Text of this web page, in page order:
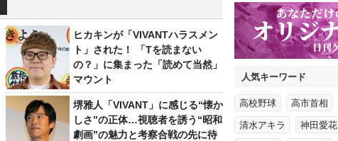
ヒカキンが「VIVANTハラスメン
ト」された！ 「Tを読まない
の？」に集まった「読めて当然」
マウント
堺雅人「VIVANT」に感じる“懐か
しさ”の正体…視聴者を誘う“昭和
劇画”の魅力と考察合戦の先に待
人気キーワード
高校野球 高市首相
清水アキラ 神田愛花